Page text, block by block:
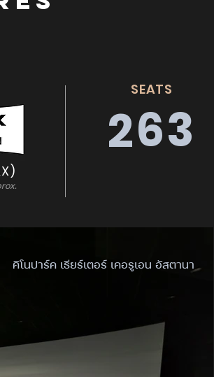
SEATS
263
คิโนปาร์ค เธียร์เตอร์ เคอรูเอน อัสตานา